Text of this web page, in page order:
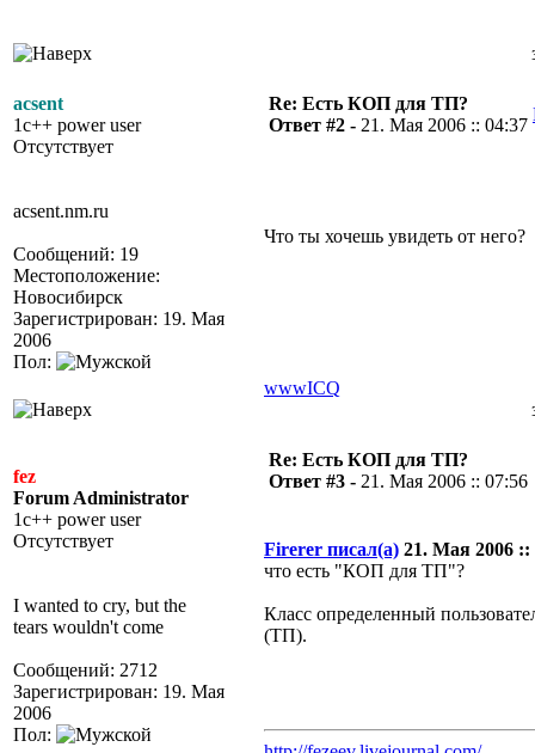
acsent
1c++ power user
Отсутствует
acsent.nm.ru
Сообщений: 19
Местоположение:
Новосибирск
Зарегистрирован: 19. Мая
2006
Пол:
Re: Есть КОП для ТП?
Ответ #2 - 21. Мая 2006 :: 04:37
Что ты хочешь увидеть от него?
wwwICQ
fez
Forum Administrator
1c++ power user
Отсутствует
I wanted to cry, but the
tears wouldn't come
Сообщений: 2712
Зарегистрирован: 19. Мая
2006
Пол:
Re: Есть КОП для ТП?
Ответ #3 - 21. Мая 2006 :: 07:56
Firerer писал(а) 21. Мая 2006 ::
что есть "КОП для ТП"?
Класс определенный
(ТП).